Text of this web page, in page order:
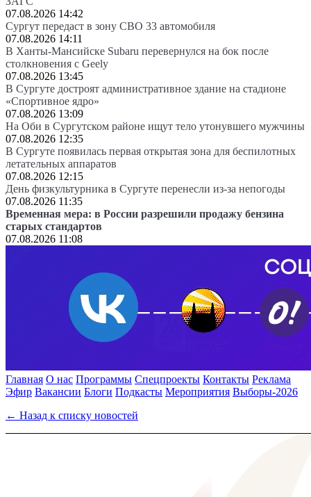
07.08.2026 14:42
Сургут передаст в зону СВО 33 автомобиля
07.08.2026 14:11
В Ханты-Мансийске Subaru перевернулся на бок после
столкновения с Geely
07.08.2026 13:45
В Сургуте достроят административное здание на стадионе
«Спортивное ядро»
07.08.2026 13:09
На Оби в Сургутском районе ищут тело утонувшего мужчины
07.08.2026 12:35
В Сургуте появилась первая открытая зона для беспилотных
летательных аппаратов
07.08.2026 12:15
День физкультурника в Сургуте перенесли из-за непогоды
07.08.2026 11:35
Временная мера: в России разрешили продажу бензина
старых стандартов
07.08.2026 11:08
Главная О нас Программы Спецпроекты Контакты Реклама
Эфир Вакансии Блоги Подкасты Мероприятия Выборы-2026
← Назад к списку новостей